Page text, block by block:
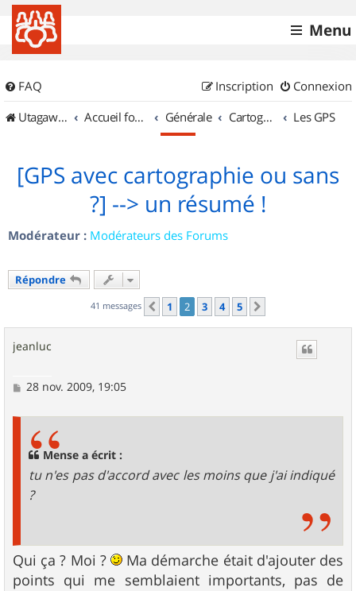
Menu
FAQ Connexion
Inscription
UtagawaVTT (Randos VTT et VTTAE avec traces GPS)
Accueil forum Générale Cartographie et GPS Les GPS
[GPS avec cartographie ou sans
?] --> un résumé !
Modérateur : Modérateurs des Forums
Répondre
41 messages Précédent
1 2 3 4 5
jeanluc
M
28 nov. 2009, 19:05
Mense a écrit :
tu n'es pas d'accord avec les moins que j'ai indiqué
?
Qui ça ? Moi ?
Ma démarche était d'ajouter des
points qui me semblaient importants, pas de